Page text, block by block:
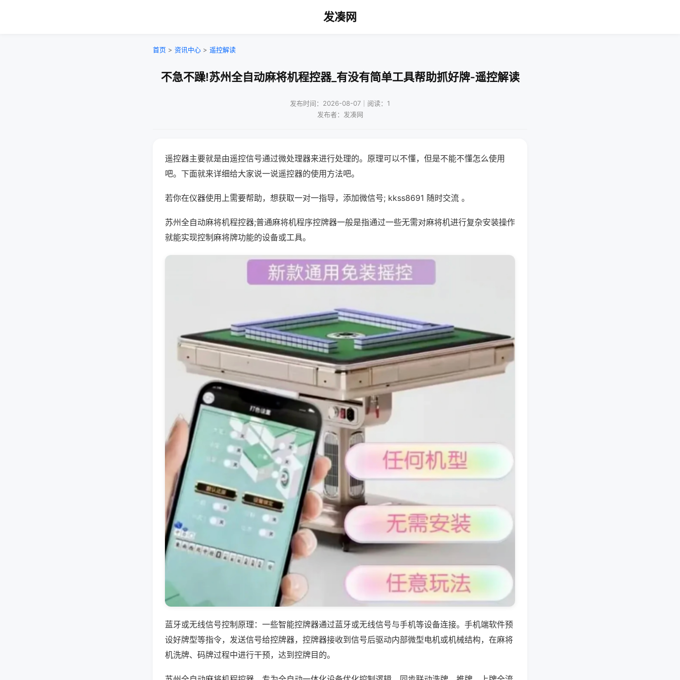
发凑网
首页 > 资讯中心 > 遥控解读
不急不躁!苏州全自动麻将机程控器_有没有简单工具帮助抓好牌-遥控解读
发布时间：2026-08-07｜阅读：1
发布者：发凑网
遥控器主要就是由遥控信号通过微处理器来进行处理的。原理可以不懂，但是不能不懂怎么使用
吧。下面就来详细给大家说一说遥控器的使用方法吧。
若你在仪器使用上需要帮助，想获取一对一指导，添加微信号; kkss8691 随时交流 。
苏州全自动麻将机程控器;普通麻将机程序控牌器一般是指通过一些无需对麻将机进行复杂安装操作
就能实现控制麻将牌功能的设备或工具。
蓝牙或无线信号控制原理：一些智能控牌器通过蓝牙或无线信号与手机等设备连接。手机端软件预
设好牌型等指令，发送信号给控牌器，控牌器接收到信号后驱动内部微型电机或机械结构，在麻将
机洗牌、码牌过程中进行干预，达到控牌目的。